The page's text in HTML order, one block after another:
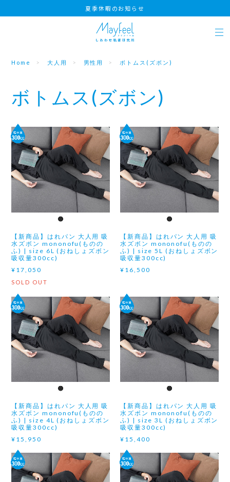
夏季休暇のお知らせ
Home 大人用 男性用 ボトムス(ズボン)
ボトムス(ズボン)
【新商品】はれパン 大人用 吸
水ズボン mononofu(ものの
ふ) | size 6L (おねしょズボン
吸収量300cc)
¥17,050
SOLD OUT
【新商品】はれパン 大人用 吸
水ズボン mononofu(ものの
ふ) | size 5L (おねしょズボン
吸収量300cc)
¥16,500
【新商品】はれパン 大人用 吸
水ズボン mononofu(ものの
ふ) | size 4L (おねしょズボン
吸収量300cc)
¥15,950
【新商品】はれパン 大人用 吸
水ズボン mononofu(ものの
ふ) | size 3L (おねしょズボン
吸収量300cc)
¥15,400